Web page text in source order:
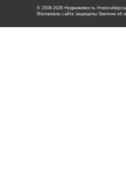
© 2008-2026 Недвижимость
Материалы сайта защищены Законом об